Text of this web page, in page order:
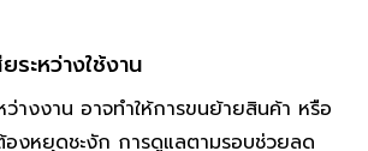
ระหว่างใช้งาน
ว่างงาน อาจทำให้การขนย้ายสินค้า หรือ
องหยุดชะงัก การดูแลตามรอบช่วยลด